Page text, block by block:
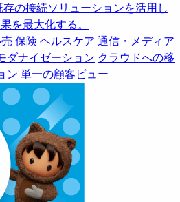
存の接続ソリューションを活用し
を最大化する。
保険 ヘルスケア 通信・メディア
ダナイゼーション クラウドへの移
ン 単一の顧客ビュー